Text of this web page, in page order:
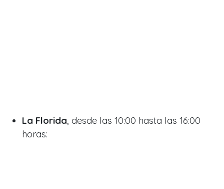
La Florida, desde las 10:00 hasta las 16:00
horas: